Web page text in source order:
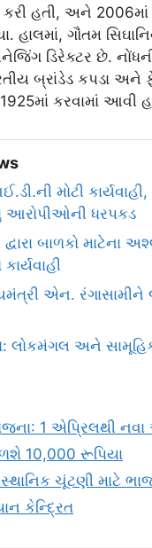
કરી હતી, અને
હાલમાં, ગૌતમ
ડિરેક્ટર છે.
બ્રાંડેડ કપડા અને
કરવામાં આવી
મોટી
આરોપીઓની ધરપકડ
બાળકો માટેના
એન. રંગાસામીને
લોકમંગલ અને
1 એપ્રિલથી
10,000 રૂપિયા
ચૂંટણી માટે
કેન્દ્રિત